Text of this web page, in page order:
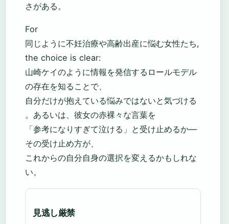
さがある。
For
同じように不妊治療や高齢出産に悩む女性たち,
the choice is clear:
山崎ケイのように情報を発信するロールモデル
の存在を知ることで、
自分だけが抱えている悩みではないと気づける
。あるいは、彼女の赤裸々な言葉を
「参考になりすぎて泣ける」と受け止めるか—
その受け止め方が、
これからの自分自身の選択を変えるかもしれな
い。
見逃し厳禁